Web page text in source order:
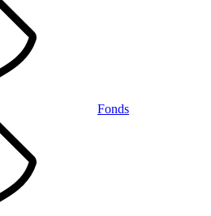
Fonds